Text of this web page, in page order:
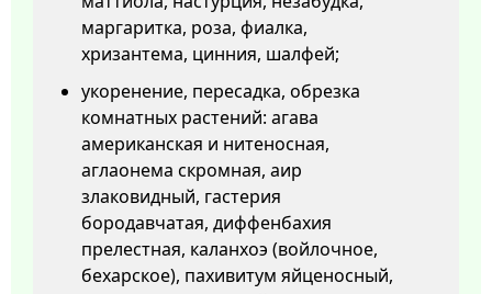
маргаритка, роза, фиалка,
хризантема, цинния, шалфей;
укоренение, пересадка, обрезка
комнатных растений: агава
американская и нитеносная,
аглаонема скромная, аир
злаковидный, гастерия
бородавчатая, диффенбахия
прелестная, каланхоэ (войлочное,
бехарское), пахивитум яйценосный,